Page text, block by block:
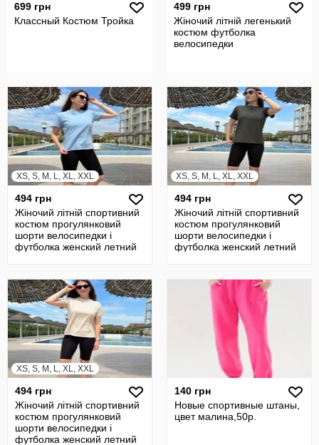
699 грн
Классный Костюм Тройка
499 грн
Жіночий літній легенький
костюм футболка
велосипедки
XS, S, M, L, XL, XXL
494 грн
Жіночий літній спортивний
костюм прогулянковий
шорти велосипедки і
футболка женский летний
XS, S, M, L, XL, XXL
494 грн
Жіночий літній спортивний
костюм прогулянковий
шорти велосипедки і
футболка женский летний
XS, S, M, L, XL, XXL
494 грн
Жіночий літній спортивний
костюм прогулянковий
шорти велосипедки і
футболка женский летний
140 грн
Новые спортивные штаны,
цвет малина,50р.